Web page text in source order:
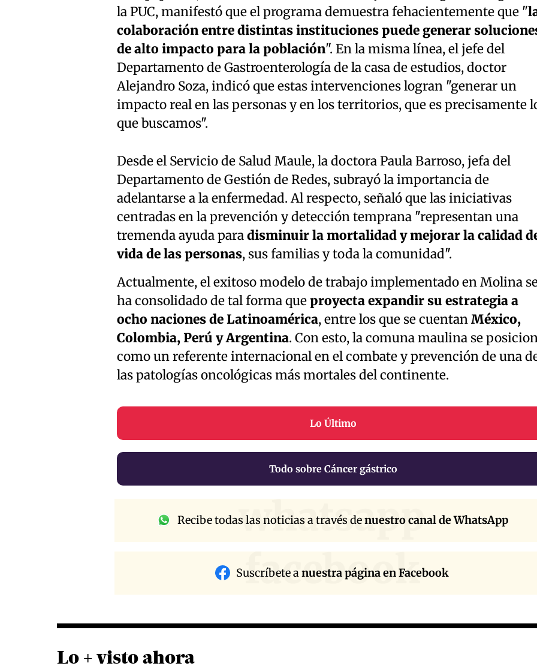
la PUC, manifestó que el programa demuestra fehacientemente que "
colaboración entre distintas instituciones puede generar
de alto impacto para la población". En la misma línea, el jefe del
Departamento de Gastroenterología de la casa de estudios, doctor
Alejandro Soza, indicó que estas intervenciones logran "generar un
impacto real en las personas y en los territorios, que es precisamente
que buscamos".
Desde el Servicio de Salud Maule, la doctora Paula Barroso, jefa del
Departamento de Gestión de Redes, subrayó la importancia de
adelantarse a la enfermedad. Al respecto, señaló que las iniciativas
centradas en la prevención y detección temprana "representan una
tremenda ayuda paradisminuir la mortalidad y mejorar la calidad
vida de las personas, sus familias y toda la comunidad".
Actualmente, el exitoso modelo de trabajo implementado en Molina
ha consolidado de tal forma queproyecta expandir su estrategia a
ocho naciones de Latinoamérica, entre los que se cuentanMéxico,
Colombia, Perú y Argentina. Con esto, la comuna maulina se
como un referente internacional en el combate y prevención de una
las patologías oncológicas más mortales del continente.
Lo Último
Todo sobre Cáncer gástrico
whatsapp
Recibe todas las noticias a través denuestro canal de WhatsApp
facebook
Suscríbete anuestra página en Facebook
Lo + visto ahora